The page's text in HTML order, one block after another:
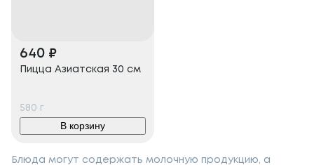
640 ₽
Пицца Азиатская 30 см
580 г
В корзину
Блюда могут содержать молочную продукцию, а